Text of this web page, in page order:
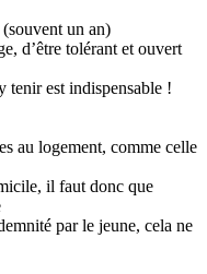
un an)
d’être tolérant et ouvert
tenir est indispensable !
au logement, comme celle
il faut donc que
par le jeune, cela ne